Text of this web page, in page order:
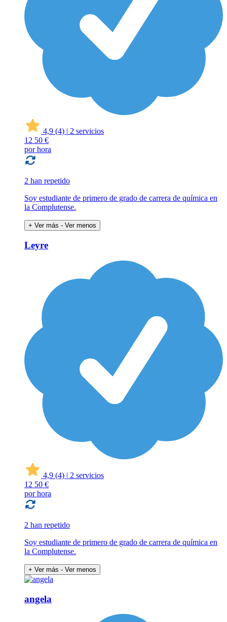
4,9 (4) | 2 servicios
12 50 €
por hora
2 han repetido
Soy estudiante de primero de grado de carrera de química en
la Complutense.
+ Ver más - Ver menos
Leyre
4,9 (4) | 2 servicios
12 50 €
por hora
2 han repetido
Soy estudiante de primero de grado de carrera de química en
la Complutense.
+ Ver más - Ver menos
angela